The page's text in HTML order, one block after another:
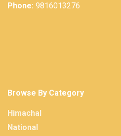
Phone: 9816013276
Browse By Category
Himachal
National